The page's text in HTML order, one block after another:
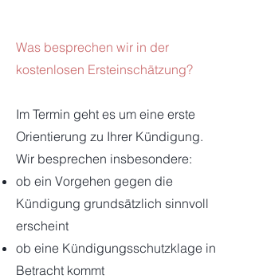
Was besprechen wir in der
kostenlosen Ersteinschätzung?
Im Termin geht es um eine erste
Orientierung zu Ihrer Kündigung.
Wir besprechen insbesondere:
ob ein Vorgehen gegen die
Kündigung grundsätzlich sinnvoll
erscheint
ob eine Kündigungsschutzklage in
Betracht kommt